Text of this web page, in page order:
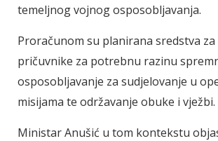
temeljnog vojnog osposobljavanja.
Proračunom su planirana sredstva
pričuvnike za potrebnu razinu
osposobljavanje za sudjelovanje u
misijama te održavanje obuke i vježbi.
Ministar Anušić u tom kontekstu